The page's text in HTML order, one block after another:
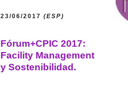
23/06/2017 (ESP)
Fórum+CPIC 2017:
Facility Management
y Sostenibilidad.